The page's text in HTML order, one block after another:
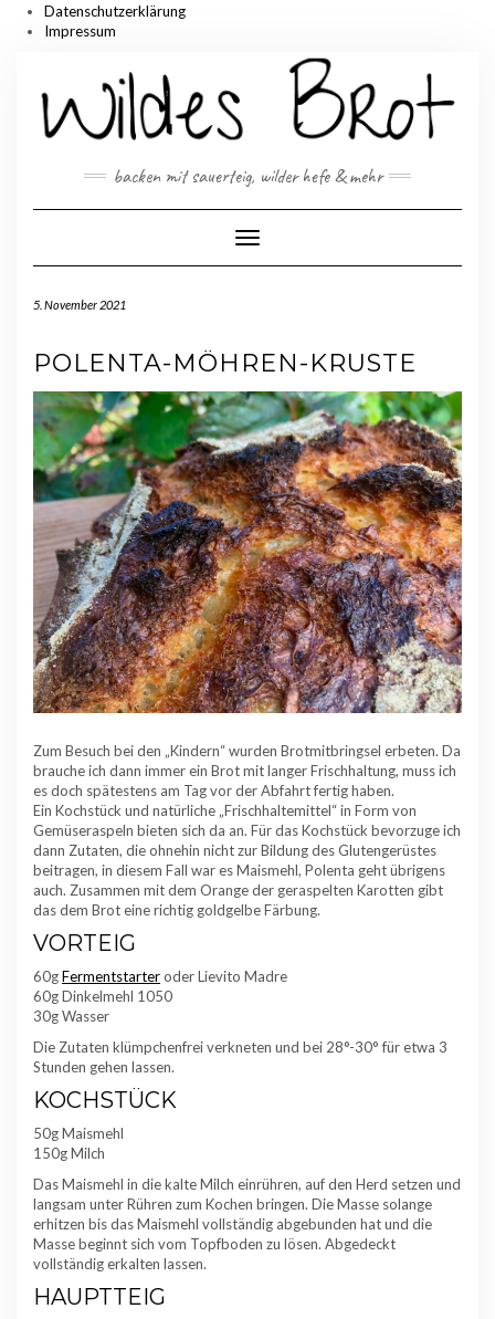
Datenschutzerklärung
Impressum
content
backen mit sauerteig, wilder hefe & mehr
Toggle Navigation
5. November 2021
POLENTA-MÖHREN-KRUSTE
Zum Besuch bei den „Kindern“ wurden Brotmitbringsel erbeten. Da
brauche ich dann immer ein Brot mit langer Frischhaltung, muss ich
es doch spätestens am Tag vor der Abfahrt fertig haben.
Ein Kochstück und natürliche „Frischhaltemittel“ in Form von
Gemüseraspeln bieten sich da an. Für das Kochstück bevorzuge ich
dann Zutaten, die ohnehin nicht zur Bildung des Glutengerüstes
beitragen, in diesem Fall war es Maismehl, Polenta geht übrigens
auch. Zusammen mit dem Orange der geraspelten Karotten gibt
das dem Brot eine richtig goldgelbe Färbung.
VORTEIG
60gFermentstarteroder Lievito Madre
60g Dinkelmehl 1050
30g Wasser
Die Zutaten klümpchenfrei verkneten und bei 28°-30° für etwa 3
Stunden gehen lassen.
KOCHSTÜCK
50g Maismehl
150g Milch
Das Maismehl in die kalte Milch einrühren, auf den Herd setzen und
langsam unter Rühren zum Kochen bringen. Die Masse solange
erhitzen bis das Maismehl vollständig abgebunden hat und die
Masse beginnt sich vom Topfboden zu lösen. Abgedeckt
vollständig erkalten lassen.
HAUPTTEIG